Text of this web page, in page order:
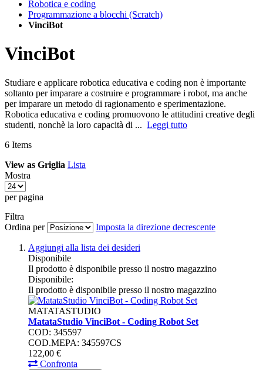
Robotica e coding
Programmazione a blocchi (Scratch)
VinciBot
VinciBot
Studiare e applicare robotica educativa e coding non è importante
soltanto per imparare a costruire e programmare i robot, ma anche
per imparare un metodo di ragionamento e sperimentazione.
Robotica educativa e coding promuovono le attitudini creative degli
studenti, nonchè la loro capacità di ... Leggi tutto
6 Items
View as Griglia Lista
Mostra
per pagina
Filtra
Ordina per
Imposta la direzione decrescente
Aggiungi alla lista dei desideri
Disponibile
Il prodotto è disponibile presso il nostro magazzino
Disponibile:
Il prodotto è disponibile presso il nostro magazzino
MATATASTUDIO
MatataStudio VinciBot - Coding Robot Set
COD: 345597
COD.MEPA: 345597CS
122,00 €
Confronta